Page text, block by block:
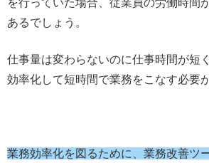
あるでしょう。
仕事量は変わらないのに仕事時間が短
効率化して短時間で業務をこなす必要
業務効率化を図るために、業務改善ツ